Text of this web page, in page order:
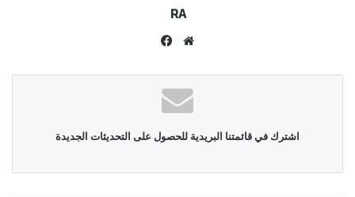
RA
موقع
اشترك في قائمتنا البريدية للحصول على التحديثات الجديدة